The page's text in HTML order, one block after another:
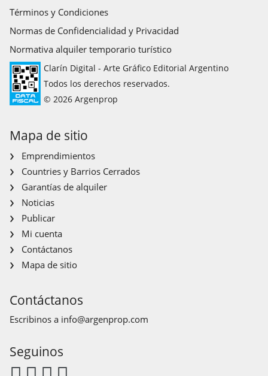
Términos y Condiciones
Normas de Confidencialidad y Privacidad
Normativa alquiler temporario turístico
Clarín Digital - Arte Gráfico Editorial Argentino
Todos los derechos reservados.
© 2026 Argenprop
Mapa de sitio
Emprendimientos
Countries y Barrios Cerrados
Garantías de alquiler
Noticias
Publicar
Mi cuenta
Contáctanos
Mapa de sitio
Contáctanos
Escribinos a info@argenprop.com
Seguinos